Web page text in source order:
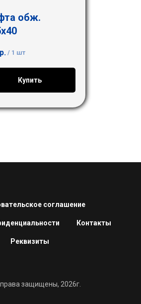
обж.
р. / 1 шт
Купить
соглашение
Контакты
Реквизиты
защищены, 2026г.